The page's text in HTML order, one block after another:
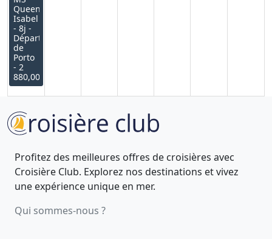
Queen
Isabel
- 8j -
Départ
de
Porto
- 2
880,00€
Profitez des meilleures offres de croisières avec
Croisière Club. Explorez nos destinations et vivez
une expérience unique en mer.
Qui sommes-nous ?